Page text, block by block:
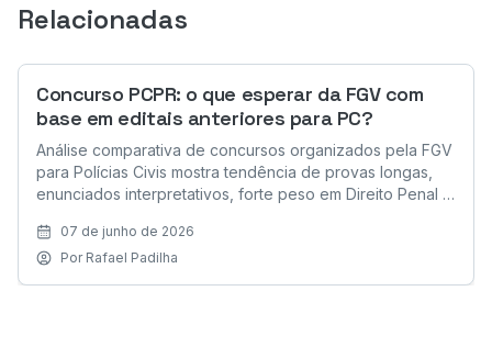
Relacionadas
Concurso PCPR: o que esperar da FGV com
base em editais anteriores para PC?
Análise comparativa de concursos organizados pela FGV
para Polícias Civis mostra tendência de provas longas,
enunciados interpretativos, forte peso em Direito Penal e
mais voltada à atividade policial prática
07 de junho de 2026
Por Rafael Padilha